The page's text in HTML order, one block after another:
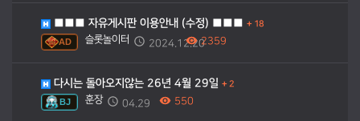
■■■ 자유게시판 이용안내 (수정) ■■■ + 18
AD
슬롯놀이터 2024.12.202359
다시는 돌아오지않는 26년 4월 29일 + 2
BJ
훈장 04.29 550